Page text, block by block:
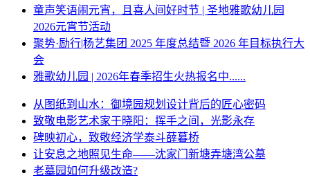
童声笑语闹元宵，且喜人间好时节 | 圣地雅歌幼儿园
2026元宵节活动
聚势·励行|杨艺集团 2025 年度总结暨 2026 年目标执行大
会
雅歌幼儿园 | 2026年春季招生火热报名中......
从图纸到山水：御境园规划设计背后的匠心密码
致敬电影艺术家于晓阳：挥手之间，光影永存
碑映初心，致敬经济学泰斗薛暮桥
让安息之地照见生命——沈家门新塘弄塘湾公墓
老墓园如何升级改造?